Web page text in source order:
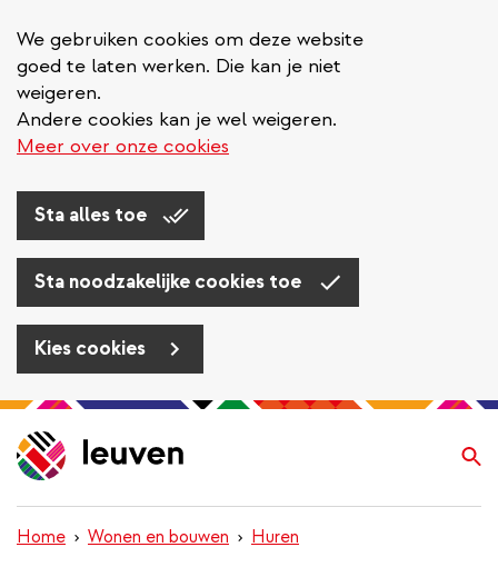
We gebruiken cookies om deze website
goed te laten werken. Die kan je niet
weigeren.
Andere cookies kan je wel weigeren.
Meer over onze cookies
Sta alles toe
Sta noodzakelijke cookies toe
Kies cookies
Overslaan
en
naar
inhoud
gaan
Home Wonen en bouwen Huren